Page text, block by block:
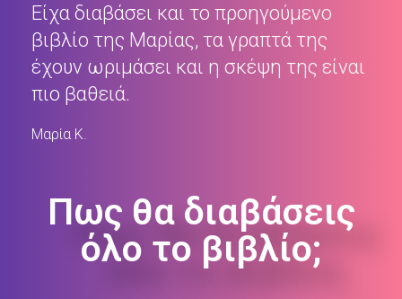
Είχα διαβάσει και το προηγούμενο
βιβλίο της Μαρίας, τα γραπτά της
έχουν ωριμάσει και η σκέψη της είναι
πιο βαθειά.
Μαρία Κ.
Πως θα διαβάσεις
όλο το βιβλίο;